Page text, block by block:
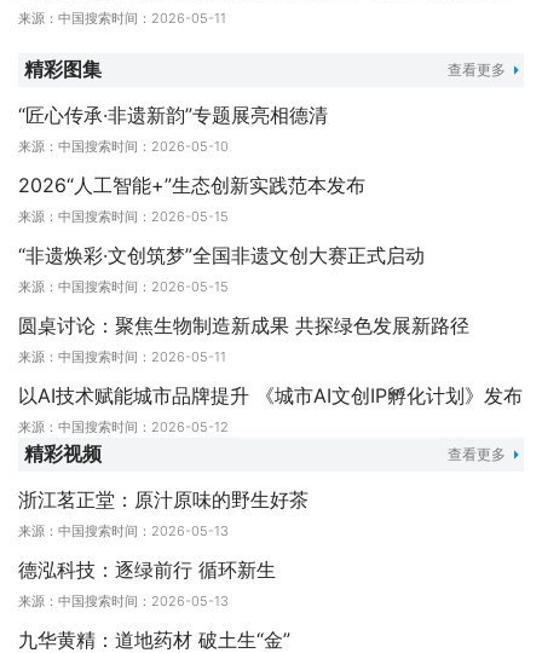
“我为家乡做点事倡议”发布
以AI技术赋能城市品牌提升 《城市AI文创IP孵化计划》
来源：中国搜索时间：2026-05-11
精彩图集 查看更多
“匠心传承·非遗新韵”专题展亮相德清
来源：中国搜索时间：2026-05-10
2026“人工智能+”生态创新实践范本发布
来源：中国搜索时间：2026-05-15
“非遗焕彩·文创筑梦”全国非遗文创大赛正式启动
来源：中国搜索时间：2026-05-15
圆桌讨论：聚焦生物制造新成果 共探绿色发展新路径
来源：中国搜索时间：2026-05-11
以AI技术赋能城市品牌提升 《城市AI文创IP孵化计划》发布
来源：中国搜索时间：2026-05-12
精彩视频 查看更多
浙江茗正堂：原汁原味的野生好茶
来源：中国搜索时间：2026-05-13
德泓科技：逐绿前行 循环新生
来源：中国搜索时间：2026-05-13
九华黄精：道地药材 破土生“金”